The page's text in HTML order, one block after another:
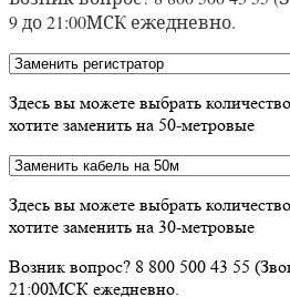
9 до 21:00МСК ежедневно.
Здесь вы можете выбрать
хотите заменить на 50-метровые
Здесь вы можете выбрать
хотите заменить на 30-метровые
Возник вопрос? 8 800 500 43 55
21:00МСК ежедневно.